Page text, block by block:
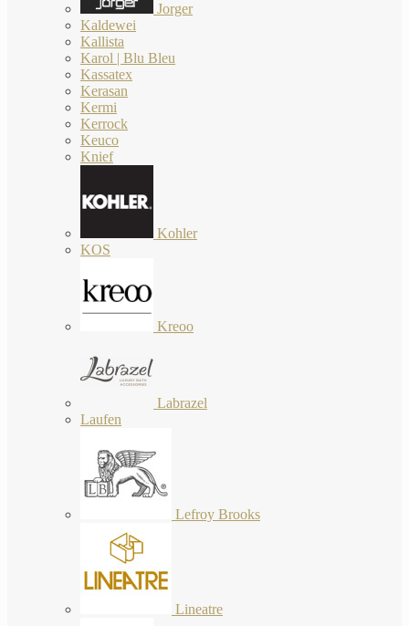
Jorger
Kaldewei
Kallista
Karol | Blu Bleu
Kassatex
Kerasan
Kermi
Kerrock
Keuco
Knief
Kohler
KOS
Kreoo
Labrazel
Laufen
Lefroy Brooks
Lineatre